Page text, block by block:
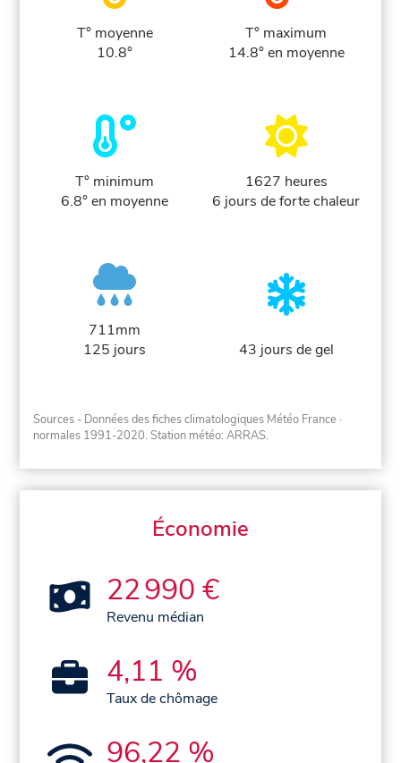
T° moyenne
10.8°
T° maximum
14.8° en moyenne
T° minimum
6.8° en moyenne
1627 heures
6 jours de forte chaleur
711mm
125 jours
43 jours de gel
Sources - Données des fiches climatologiques Météo France ·
normales 1991-2020. Station météo: ARRAS.
Économie
22 990 €
Revenu médian
4,11 %
Taux de chômage
96,22 %